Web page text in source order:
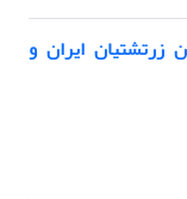
زرتشتیان ایران و